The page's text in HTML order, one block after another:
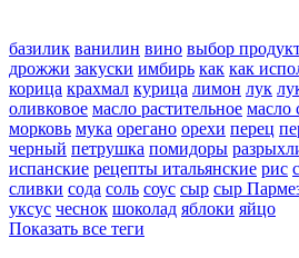
базилик ванилин вино выбор
дрожжи закуски имбирь как как
корица крахмал курица лимон лук
оливковое масло растительное масло
морковь мука орегано орехи перец
черный петрушка помидоры
испанские рецепты итальянские рис
сливки сода соль соус сыр сыр
уксус чеснок шоколад яблоки яйцо
Показать все теги